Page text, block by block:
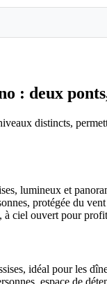
: deux
distincts,
lumineux et
protégée du
à ciel ouvert pour
idéal pour les
espace de